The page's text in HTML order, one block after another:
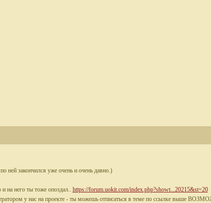
ней закончился уже очень и очень давно.)
на него ты тоже опоздал.. https://forum.uokit.com/index.php?showt...20215&st=20
у нас на проекте - ты можешь отписаться в теме по ссылке выше